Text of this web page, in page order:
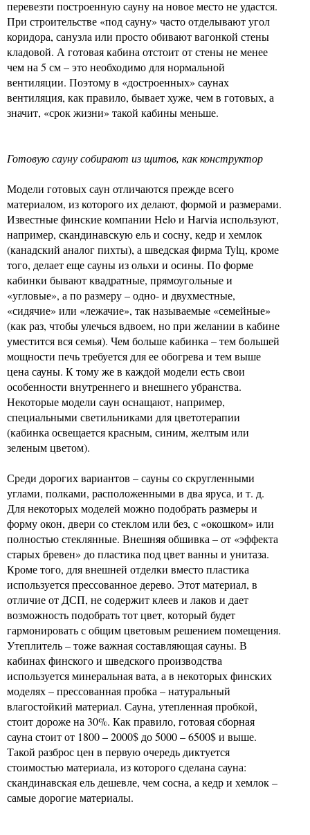
перевезти построенную сауну на новое место не удастся.
При строительстве «под сауну» часто отделывают угол
коридора, санузла или просто обивают вагонкой стены
кладовой. А готовая кабина отстоит от стены не менее
чем на 5 см – это необходимо для нормальной
вентиляции. Поэтому в «достроенных» саунах
вентиляция, как правило, бывает хуже, чем в готовых, а
значит, «срок жизни» такой кабины меньше.
Готовую сауну собирают из щитов, как конструктор
Модели готовых саун отличаются прежде всего
материалом, из которого их делают, формой и размерами.
Известные финские компании Helo и Harvia используют,
например, скандинавскую ель и сосну, кедр и хемлок
(канадский аналог пихты), а шведская фирма Tylц, кроме
того, делает еще сауны из ольхи и осины. По форме
кабинки бывают квадратные, прямоугольные и
«угловые», а по размеру – одно- и двухместные,
«сидячие» или «лежачие», так называемые «семейные»
(как раз, чтобы улечься вдвоем, но при желании в кабине
уместится вся семья). Чем больше кабинка – тем большей
мощности печь требуется для ее обогрева и тем выше
цена сауны. К тому же в каждой модели есть свои
особенности внутреннего и внешнего убранства.
Некоторые модели саун оснащают, например,
специальными светильниками для цветотерапии
(кабинка освещается красным, синим, желтым или
зеленым цветом).
Среди дорогих вариантов – сауны со скругленными
углами, полками, расположенными в два яруса, и т. д.
Для некоторых моделей можно подобрать размеры и
форму окон, двери со стеклом или без, с «окошком» или
полностью стеклянные. Внешняя обшивка – от «эффекта
старых бревен» до пластика под цвет ванны и унитаза.
Кроме того, для внешней отделки вместо пластика
используется прессованное дерево. Этот материал, в
отличие от ДСП, не содержит клеев и лаков и дает
возможность подобрать тот цвет, который будет
гармонировать с общим цветовым решением помещения.
Утеплитель – тоже важная составляющая сауны. В
кабинах финского и шведского производства
используется минеральная вата, а в некоторых финских
моделях – прессованная пробка – натуральный
влагостойкий материал. Сауна, утепленная пробкой,
стоит дороже на 30%. Как правило, готовая сборная
сауна стоит от 1800 – 2000$ до 5000 – 6500$ и выше.
Такой разброс цен в первую очередь диктуется
стоимостью материала, из которого сделана сауна:
скандинавская ель дешевле, чем сосна, а кедр и хемлок –
самые дорогие материалы.